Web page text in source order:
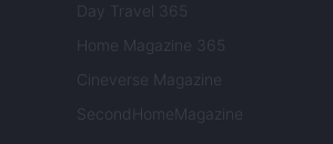
Day Travel 365
Home Magazine 365
Cineverse Magazine
SecondHomeMagazine